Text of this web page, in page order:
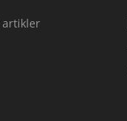
artikler